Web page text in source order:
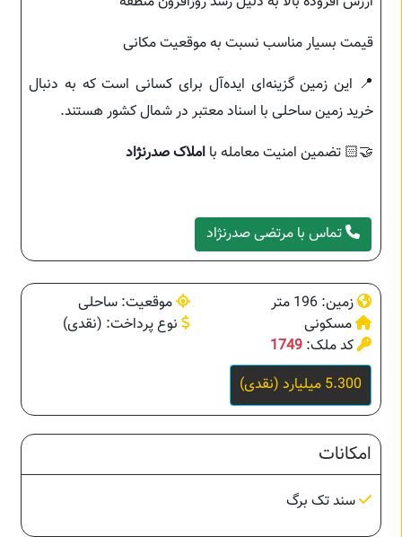
قیمت بسیار مناسب نسبت به موقعیت مکانی
📍 این زمین گزینه‌ای ایده‌آل برای کسانی است که به دنبال
خرید زمین ساحلی با اسناد معتبر در شمال کشور هستند.
🤝🏻 تضمین امنیت معامله با املاک صدرنژاد
تماس با مرتضی صدرنژاد
زمین: 196 متر
موقعیت: ساحلی
مسکونی
نوع پرداخت: (نقدی)
کد ملک: 1749
5.300 میلیارد (نقدی)
امکانات
سند تک برگ